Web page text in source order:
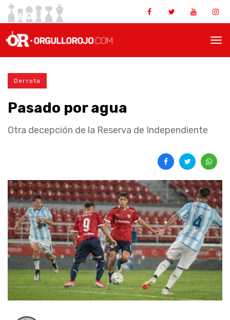
Derrota
Pasado por agua
Otra decepción de la Reserva de Independiente